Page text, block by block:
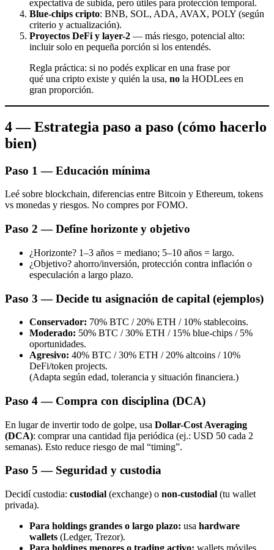
expectativa de subida, pero útiles para protección temporal.
Blue-chips cripto: BNB, SOL, ADA, AVAX, POLY (según
criterio y actualización).
Proyectos DeFi y layer-2 — más riesgo, potencial alto:
incluir solo en pequeña porción si los entendés.
Regla práctica: si no podés explicar en una frase por
qué una cripto existe y quién la usa, no la HODLees en
gran proporción.
4 — Estrategia paso a paso (cómo hacerlo
bien)
Paso 1 — Educación mínima
Leé sobre blockchain, diferencias entre Bitcoin y Ethereum, tokens
vs monedas y riesgos. No compres por FOMO.
Paso 2 — Define horizonte y objetivo
¿Horizonte? 1–3 años = mediano; 5–10 años = largo.
¿Objetivo? ahorro/inversión, protección contra inflación o
especulación a largo plazo.
Paso 3 — Decide tu asignación de capital (ejemplos)
Conservador: 70% BTC / 20% ETH / 10% stablecoins.
Moderado: 50% BTC / 30% ETH / 15% blue-chips / 5%
oportunidades.
Agresivo: 40% BTC / 30% ETH / 20% altcoins / 10%
DeFi/token projects.
(Adapta según edad, tolerancia y situación financiera.)
Paso 4 — Compra con disciplina (DCA)
En lugar de invertir todo de golpe, usa Dollar-Cost Averaging
(DCA): comprar una cantidad fija periódica (ej.: USD 50 cada 2
semanas). Esto reduce riesgo de mal “timing”.
Paso 5 — Seguridad y custodia
Decidí custodia: custodial (exchange) o non-custodial (tu wallet
privada).
Para holdings grandes o largo plazo: usa hardware
wallets (Ledger, Trezor).